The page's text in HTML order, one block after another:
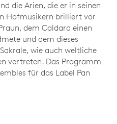
die Arien, die er in seinen
Hofmusikern brilliert vor
dem Caldara einen
und dem dieses
wie auch weltliche
vertreten. Das Programm
für das Label Pan